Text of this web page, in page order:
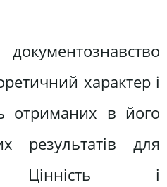
характер і
отриманих в його
результатів для
Цінність і